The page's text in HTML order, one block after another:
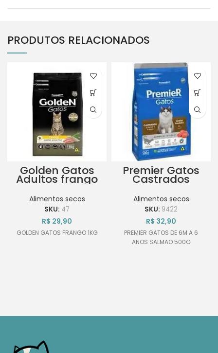
PRODUTOS RELACIONADOS
Golden Gatos
Adultos frango
Alimentos secos
SKU: 47
R$ 29,90
GOLDEN GATOS FRANGO 1KG
Premier Gatos
Castrados
meses a 6 anos
500g
Alimentos secos
SKU: 9422
R$ 32,90
PREMIER GATOS DE 6M A 6
ANOS SALMAO 500G